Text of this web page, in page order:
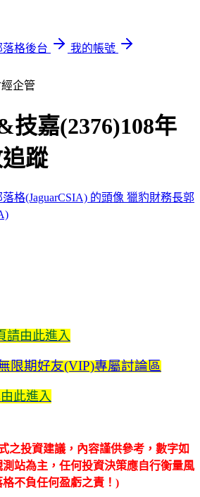
格後台
我的帳號
企管
技嘉(2376)108年
蹤
獵豹財務長郭
請由此進入
限期好友(VIP)專屬討論區
由此進入
之投資建議，內容謹供參考，數字如
站為主，任何投資決策應自行衡量風
不負任何盈虧之責！)